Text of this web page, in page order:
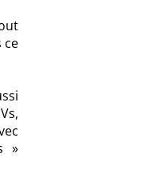
ce
»